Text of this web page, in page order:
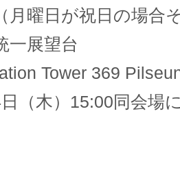
月曜日が祝日の場合
一展望台
Tower 369
（木）15:00同会場